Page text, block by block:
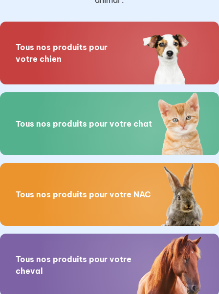
Tous nos produits pour
votre chien
Tous nos produits pour votre chat
Tous nos produits pour votre NAC
Tous nos produits pour votre
cheval